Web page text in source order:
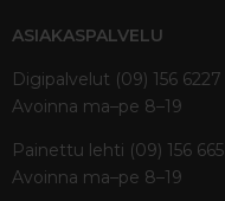
ASIAKASPALVELU
Digipalvelut (09) 156 6227
Avoinna ma–pe 8–19
Painettu lehti (09) 156 665
Avoinna ma–pe 8–19